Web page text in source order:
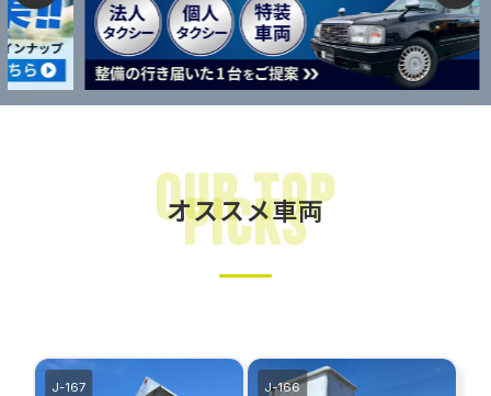
走行距離
シフト
条件をリセットする
オススメ車両
Our Top
Picks
J-167 J-166